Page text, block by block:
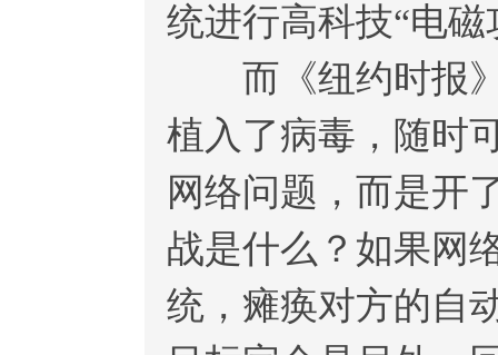
统进行高科技“电磁
而《纽约时报》
植入了病毒，随时
网络问题，而是开
战是什么？如果网
统，瘫痪对方的自